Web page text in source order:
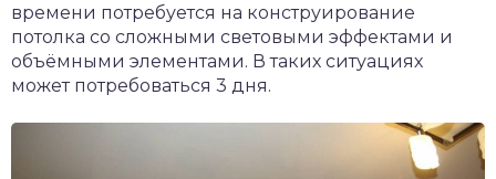
времени потребуется на конструирование
потолка со сложными световыми эффектами и
объёмными элементами. В таких ситуациях
может потребоваться 3 дня.